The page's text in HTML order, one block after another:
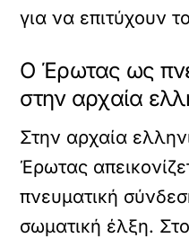
για να επιτύχουν
Ο Έρωτας ως
στην αρχαία
Στην αρχαία
Έρωτας
πνευματική
σωματική έλξη.